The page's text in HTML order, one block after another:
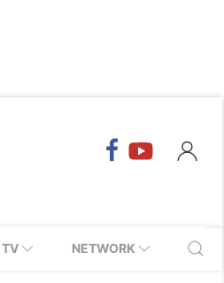
TV NETWORK